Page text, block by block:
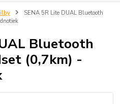
SENA 5R Lite DUAL Bluetooth
Bluetooth
(0,7km) -